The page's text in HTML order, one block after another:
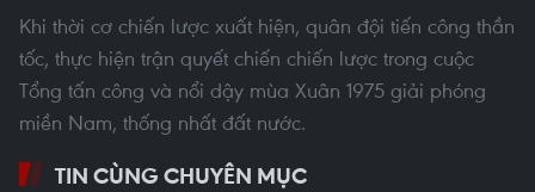
Khi thời cơ chiến lược xuất hiện, quân đội tiến công thần
tốc, thực hiện trận quyết chiến chiến lược trong cuộc
Tổng tấn công và nổi dậy mùa Xuân 1975 giải phóng
miền Nam, thống nhất đất nước.
TIN CÙNG CHUYÊN MỤC